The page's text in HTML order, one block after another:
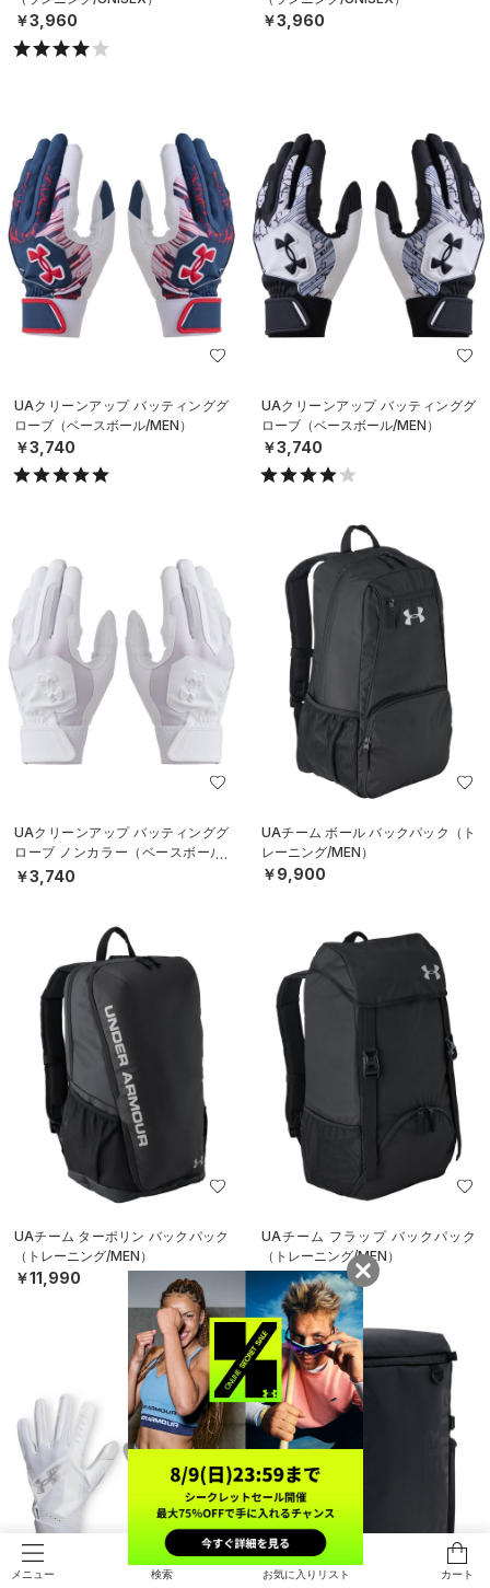
メニュー 検索 お気に入りリスト カート
￥3,960 ￥3,960
UAクリーンアップ バッティンググ
ローブ（ベースボール/MEN）
￥3,740
UAクリーンアップ バッティンググ
ローブ（ベースボール/MEN）
￥3,740
UAクリーンアップ バッティンググ
ローブ ノンカラー（ベースボール/
MEN）
￥3,740
UAチーム ボール バックパック（ト
レーニング/MEN）
￥9,900
UAチーム ターポリン バックパック
（トレーニング/MEN）
￥11,990
UAチーム フラップ バックパック
（トレーニング/MEN）
￥11,000
SALE